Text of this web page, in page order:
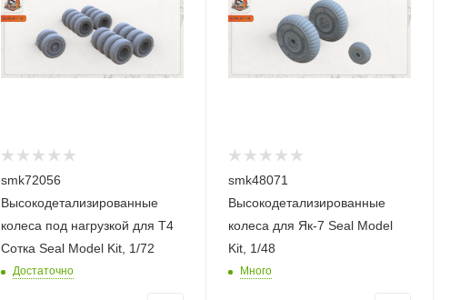
smk72056
Высокодетализированные
колеса под нагрузкой для Т4
Сотка Seal Model Kit, 1/72
Достаточно
smk48071
Высокодетализированные
колеса для Як-7 Seal Model
Kit, 1/48
Много